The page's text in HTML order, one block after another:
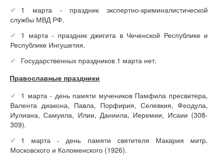
1 марта - праздник экспертно-криминалистической
службы МВД РФ.
1 марта - праздник джигита в Чеченской Республике и
Республике Ингушетия.
Государственных праздников 1 марта нет.
Православные праздники
1 марта - день памяти мучеников Памфила пресвитера,
Валента диакона, Павла, Порфирия, Селевкия, Феодула,
Иулиана, Самуила, Илии, Даниила, Иеремии, Исаии (308-
309).
1 марта - день памяти святителя Макария митр.
Московского и Коломенского (1926).